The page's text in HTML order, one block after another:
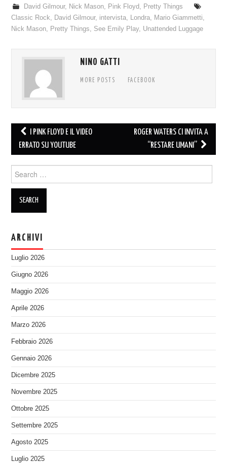
David Gilmour, Nick Mason, Pink Floyd, Pretty Things
Classic Rock, David Gilmour, intervista, Londra, Mario Giammetti,
Nick Mason, Pretty Things, See Emily Play, Unattended Luggage
NINO GATTI
MORE POSTS FACEBOOK
Post
navigation
I PINK FLOYD E IL VIDEO
ERRATO SU YOUTUBE
ROGER WATERS CI INVITA A
“RESTARE UMANI”
for:
ARCHIVI
Luglio 2026
Giugno 2026
Maggio 2026
Aprile 2026
Marzo 2026
Febbraio 2026
Gennaio 2026
Dicembre 2025
Novembre 2025
Ottobre 2025
Settembre 2025
Agosto 2025
Luglio 2025